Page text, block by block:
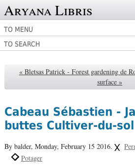
Aryana Libris
TO MENU
TO SEARCH
« Bletsas Patrick - Forest gardening de
surface »
Cabeau Sébastien -
buttes Cultiver-du-sol
By balder, Monday, February 15 2016.
Potager